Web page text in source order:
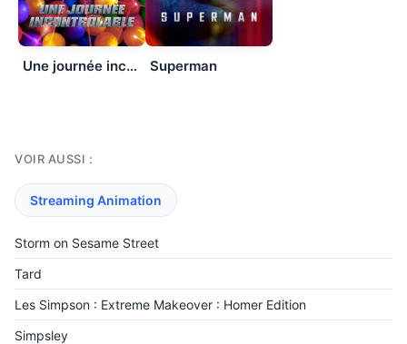
Une journée incontrôlable Superman
VOIR AUSSI :
Streaming Animation
Storm on Sesame Street
Tard
Les Simpson : Extreme Makeover : Homer Edition
Simpsley